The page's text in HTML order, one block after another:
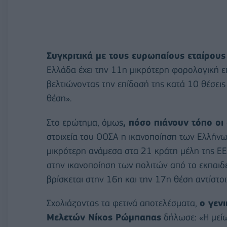
Συγκριτικά με τους ευρωπαίους
Ελλάδα έχει την 11η μικρότερη φορολογική
βελτιώνοντας την επίδοσή της κατά 10
θέση».
Στο ερώτημα, όμως, πόσο πιάνουν τόπο
στοιχεία του ΟΟΣΑ η ικανοποίηση των
μικρότερη ανάμεσα στα 21 κράτη μέλη της ΕΕ
στην ικανοποίηση των πολιτών από το
βρίσκεται στην 16η και την 17η θέση
Σχολιάζοντας τα φετινά αποτελέσματα, ο
Μελετών Νίκος Ρώμπαπας δήλωσε: «Η